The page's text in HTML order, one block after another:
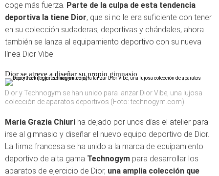
coge más fuerza. Parte de la culpa de esta tendencia
deportiva la tiene Dior, que si no le era suficiente con tener
en su colección sudaderas, deportivas y chándales, ahora
también se lanza al equipamiento deportivo con su nueva
línea Dior Vibe.
Dior se atreve a diseñar su propio gimnasio
Dior y Technogym se han unido para lanzar Dior Vibe, una lujosa
colección de aparatos deportivos (Foto: technogym.com)
Maria Grazia Chiuri ha dejado por unos días el atelier para
irse al gimnasio y diseñar el nuevo equipo deportivo de Dior.
La firma francesa se ha unido a la marca de equipamiento
deportivo de alta gama Technogym para desarrollar los
aparatos de ejercicio de Dior, una amplia colección que